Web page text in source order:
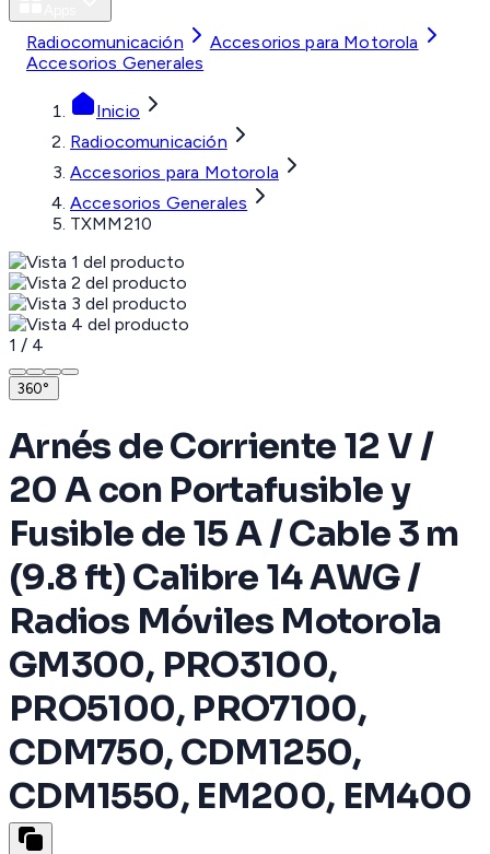
Radiocomunicación
Accesorios para Motorola
Accesorios Generales
Inicio
Radiocomunicación
Accesorios para Motorola
Accesorios Generales
TXMM210
1 / 4
360°
Arnés de Corriente 12 V /
20 A con Portafusible y
Fusible de 15 A / Cable 3 m
(9.8 ft) Calibre 14 AWG /
Radios Móviles Motorola
GM300, PRO3100,
PRO5100, PRO7100,
CDM750, CDM1250,
CDM1550, EM200, EM400